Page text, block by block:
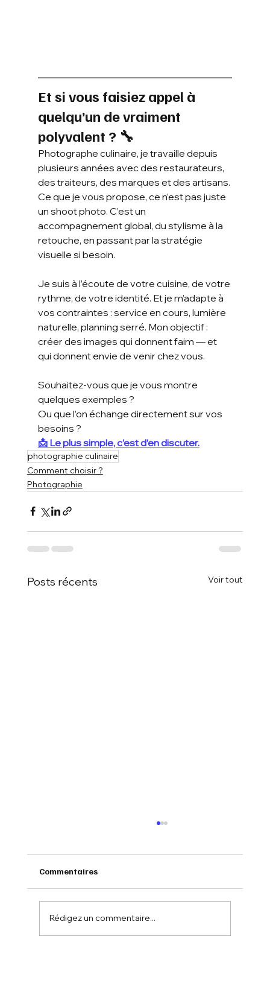
Et si vous faisiez appel à
quelqu’un de vraiment
polyvalent ? 🔧
Photographe culinaire, je travaille depuis
plusieurs années avec des restaurateurs,
des traiteurs, des marques et des artisans.
Ce que je vous propose, ce n’est pas juste
un shoot photo. C’est un
accompagnement global, du stylisme à la
retouche, en passant par la stratégie
visuelle si besoin.
Je suis à l’écoute de votre cuisine, de votre
rythme, de votre identité. Et je m’adapte à
vos contraintes : service en cours, lumière
naturelle, planning serré. Mon objectif :
créer des images qui donnent faim — et
qui donnent envie de venir chez vous.
Souhaitez-vous que je vous montre
quelques exemples ?
Ou que l’on échange directement sur vos
besoins ?
📩 Le plus simple, c’est d’en discuter.
photographie culinaire
Comment choisir ?
Photographie
Posts récents Voir tout
Commentaires
Rédigez un commentaire...